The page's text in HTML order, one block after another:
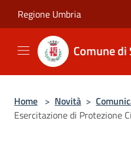
Regione Umbria
Comune
Home > Novità >
Esercitazione di Protezione